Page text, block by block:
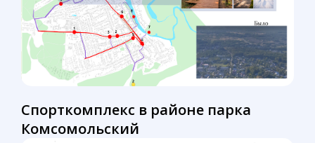
Спорткомплекс в районе парка
Комсомольский